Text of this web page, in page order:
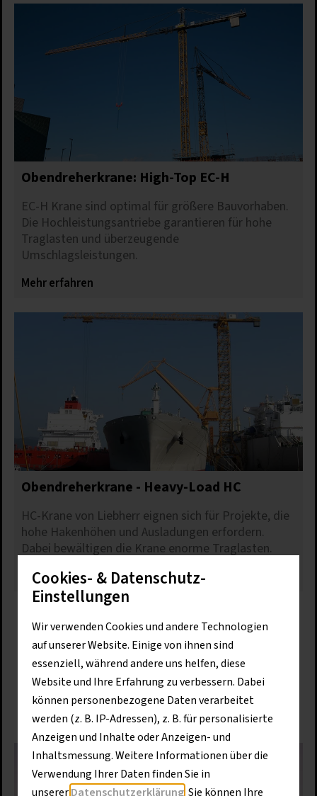
Obendreherkrane: High-Top EC-H
EC-H Krane sind optimal für größere Bauvorhaben.
Die Hochleistungsantriebe garantieren für hohe
Traglasten und überzeugende
Umschlagsleistungen.
Mehr erfahren
Obendreherkrane - Heavy-Load HC
HC-Krane von Liebherr eignen sich für Projekte, die
hohe Hakenhöhen und Ausladungen erfordern.
Dabei bewältigen die Krane enorme Traglasten.
Mehr erfahren
Mehr laden
Cookies- & Datenschutz-
Einstellungen
Wir verwenden Cookies und andere Technologien
auf unserer Website. Einige von ihnen sind
essenziell, während andere uns helfen, diese
Website und Ihre Erfahrung zu verbessern. Dabei
können personenbezogene Daten verarbeitet
werden (z. B. IP-Adressen), z. B. für personalisierte
Anzeigen und Inhalte oder Anzeigen- und
Inhaltsmessung. Weitere Informationen über die
Verwendung Ihrer Daten finden Sie in
unsererDatenschutzerklärung . Sie können Ihre